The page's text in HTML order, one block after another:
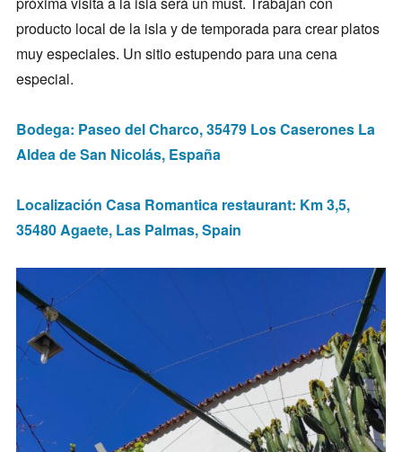
producto local de la isla y de temporada para crear platos
muy especiales. Un sitio estupendo para una cena
especial.
Bodega: Paseo del Charco, 35479 Los Caserones La
Aldea de San Nicolás, España
Localización Casa Romantica restaurant: Km 3,5,
35480 Agaete, Las Palmas, Spain